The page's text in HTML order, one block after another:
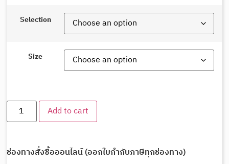
Selection
Size
Add to cart
ช่องทางสั่งซื้อออนไลน์ (ออกใบกำกับภาษีทุกช่องทาง)